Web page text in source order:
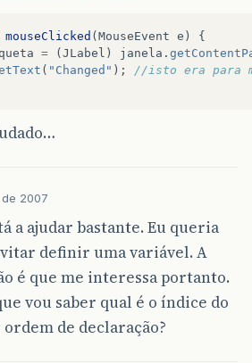
mouseClicked ( MouseEvent e )
{
= ( JLabel ) janela .
( "Changed" );
//isto era para
2007
a ajudar bastante. Eu queria
definir uma variável. A
é que me interessa portanto.
vou saber qual é o índice do
ordem de declaração?